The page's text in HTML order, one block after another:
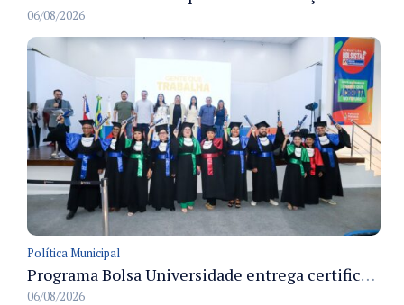
06/08/2026
Política Municipal
Programa Bolsa Universidade entrega certificados a formandos em Manaus na sede do Executivo municipal
06/08/2026